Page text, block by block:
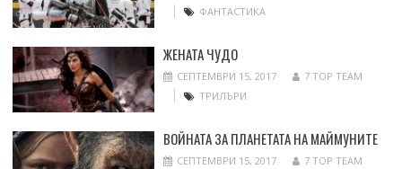
ФАНТАСТИКА
ЖЕНАТА ЧУДО
СЕПТЕМВРИ 15, 2017
7 TOP TEAM
ТРИЛЪРИ
ВОЙНАТА ЗА ПЛАНЕТАТА НА МАЙМУНИТЕ
СЕПТЕМВРИ 15, 2017
7 TOP TEAM